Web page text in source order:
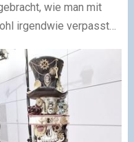
wie man mit
irgendwie verpasst…